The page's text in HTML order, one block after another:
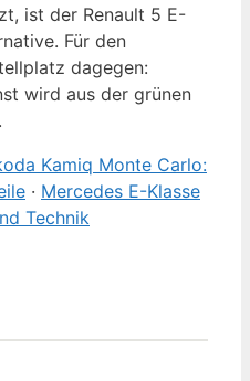
ist der Renault 5 E-
Für den
dagegen:
wird aus der grünen
Kamiq Monte Carlo:
· Mercedes E-Klasse
Technik